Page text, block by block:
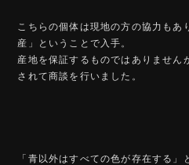
こちらの個体は現地の方の協力もあ
産」ということで入手。
産地を保証するものではありません
されて商談を行いました。
「青以外はすべての色が存在する」